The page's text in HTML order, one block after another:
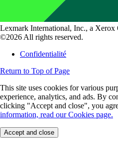
Lexmark International, Inc., a Xerox
©2026 All rights reserved.
Confidentialité
Return to Top of Page
This site uses cookies for various
experience, analytics, and ads. By
clicking "Accept and close", you
information, read our Cookies page.
Accept and close